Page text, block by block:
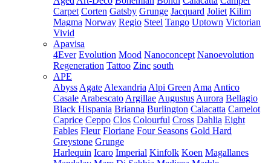
Carpet Corten Gatsby Grunge Jacquard Joliet Kilim
Magma Norway Regio Steel Tango Uptown Victorian
Vivid
Apavisa
4Ever Evolution Mood Nanoconcept Nanoevolution
Regeneration Tattoo Zinc south
APE
Abyss Agate Alexandria Alpi Green Ama Antico
Casale Arabescato Argillae Augustus Aurora Bellagio
Black Hispania Brianna Burlington Calacatta Camelot
Caprice Ceppo Clos Colourful Cross Dahlia Eight
Fables Fleur Floriane Four Seasons Gold Hard
Greystone Grunge
Harlequin Icaro Imperial Kinfolk Koen Magallanes